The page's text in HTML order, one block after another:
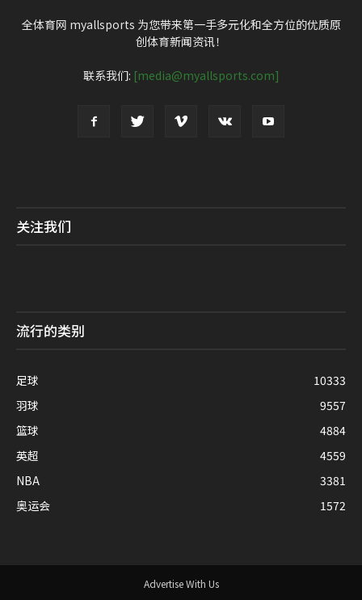
全体育网 myallsports 为您带来第一手多元化和全方位的优质原
创体育新闻资讯！
联系我们: [media@myallsports.com]
关注我们
流行的类别
足球
10333
羽球
9557
篮球
4884
英超
4559
NBA
3381
奥运会
1572
Advertise With Us